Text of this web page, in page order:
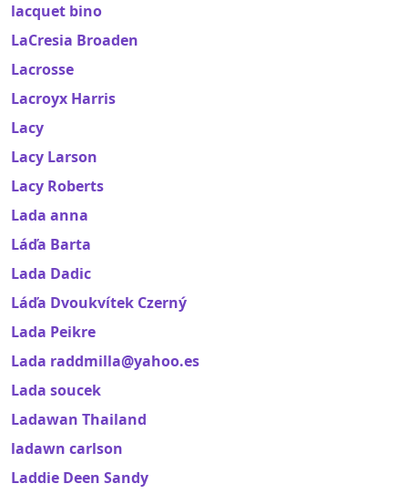
lacquet bino
LaCresia Broaden
Lacrosse
Lacroyx Harris
Lacy
Lacy Larson
Lacy Roberts
Lada anna
Láďa Barta
Lada Dadic
Láďa Dvoukvítek Czerný
Lada Peikre
Lada raddmilla@yahoo.es
Lada soucek
Ladawan Thailand
ladawn carlson
Laddie Deen Sandy